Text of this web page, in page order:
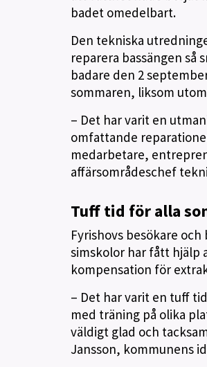
badet omedelbart.
Den tekniska
reparera bassängen
badare den 2
sommaren, liksom
– Det har varit en
omfattande
medarbetare,
affärsområdeschef
Tuff tid för alla
Fyrishovs besökare
simskolor har fått hjälp
kompensation för
– Det har varit en tuff
med träning på olika
väldigt glad och
Jansson, kommunens